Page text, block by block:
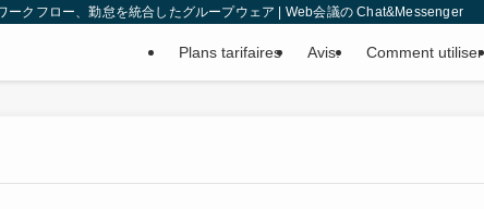
ークフロー、勤怠を統合したグループウェア | Web会議の Chat&Messenger
Plans tarifaires Avis. Comment utiliser